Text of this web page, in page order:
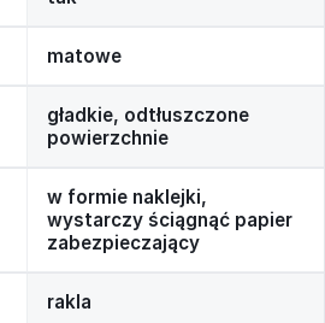
matowe
gładkie, odtłuszczone
powierzchnie
w formie naklejki,
wystarczy ściągnąć papier
zabezpieczający
rakla